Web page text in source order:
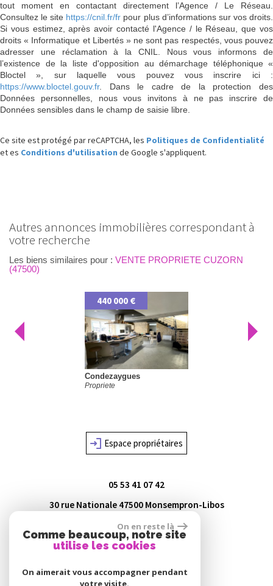
tout moment en contactant directement l’Agence / Le Réseau.
Consultez le site https://cnil.fr/fr pour plus d’informations sur vos droits.
Si vous estimez, après avoir contacté l'Agence / le Réseau, que vos
droits « Informatique et Libertés » ne sont pas respectés, vous pouvez
adresser une réclamation à la CNIL. Nous vous informons de
l’existence de la liste d'opposition au démarchage téléphonique «
Bloctel », sur laquelle vous pouvez vous inscrire ici :
https://www.bloctel.gouv.fr. Dans le cadre de la protection des
Données personnelles, nous vous invitons à ne pas inscrire de
Données sensibles dans le champ de saisie libre.
Ce site est protégé par reCAPTCHA, les Politiques de Confidentialité
et es Conditions d'utilisation de Google s'appliquent.
autres annonces immobilières correspondant à
votre recherche
Les biens similaires pour : VENTE PROPRIETE CUZORN
(47500)
Espace propriétaires
05 53 41 07 42
30 rue Nationale 47500 Monsempron-Libos
agence@lot-immo.com
On en reste là
Comme beaucoup, notre site
utilise les cookies
On aimerait vous accompagner pendant
votre visite.